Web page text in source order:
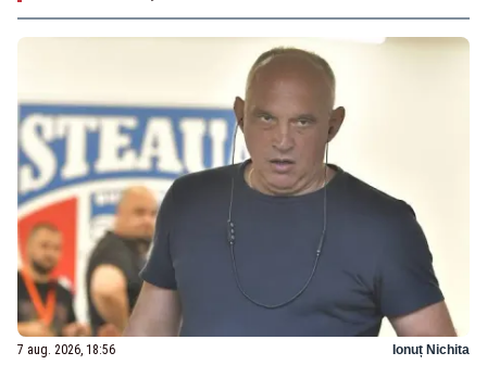
7 aug. 2026, 18:56 Ionuț Nichita